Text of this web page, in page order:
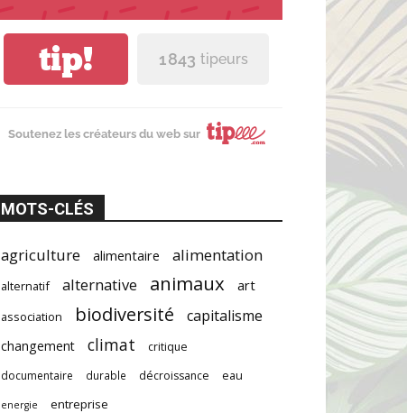
tip! 1 843 tipeurs
Soutenez les créateurs du web sur
MOTS-CLÉS
agriculture alimentaire alimentation
alternatif alternative animaux art
association biodiversité capitalisme
changement climat
critique
documentaire
durable décroissance eau
energie entreprise